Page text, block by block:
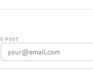
E-POST